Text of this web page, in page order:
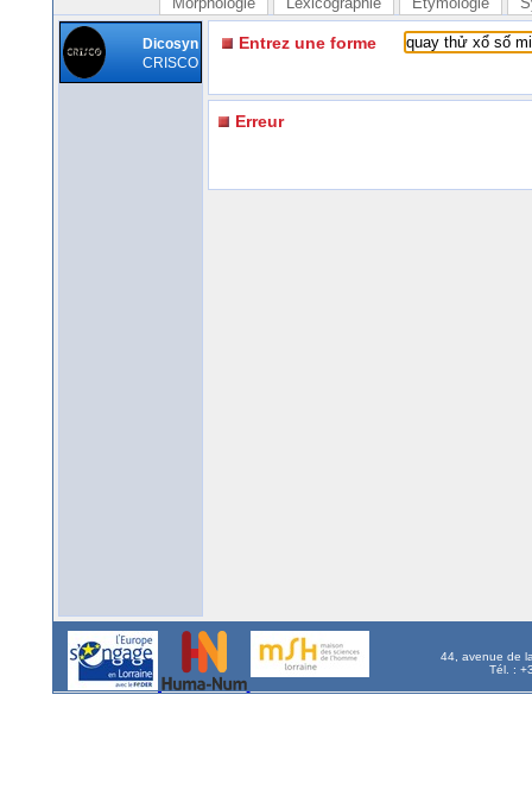
Dicosyn
CRISCO
Entrez une forme
Erreur
44, avenue de
Tél. :